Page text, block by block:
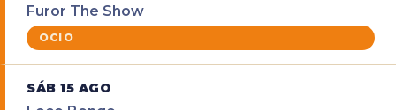
Furor The Show
OCIO
SÁB 15 AGO